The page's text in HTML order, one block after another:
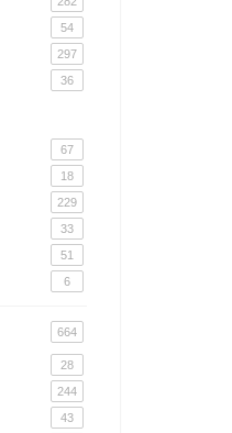
54
297
36
67
18
229
33
51
6
664
28
244
43